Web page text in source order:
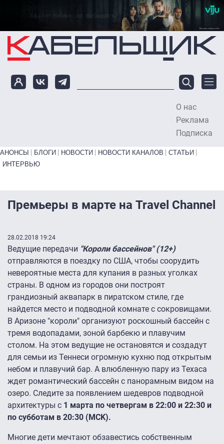
Перейти к основному содержанию
О нас
Реклама
Подписка
Primary links bottom
АНОНСЫ БЛОГИ НОВОСТИ НОВОСТИ КАНАЛОВ
СТАТЬИ
ИНТЕРВЬЮ
Премьеры в марте на Travel Channel
28.02.2018 19:24
Ведущие передачи "Короли бассейнов" (12+)
отправляются в поездку по США, чтобы соорудить
невероятные места для купания в разных уголках
страны. В одном из городов они построят
грандиозный аквапарк в пиратском стиле, где
найдется место и подводной комнате с сокровищами.
В Аризоне "короли" организуют роскошный бассейн с
тремя водопадами, зоной барбекю и плавучим
столом. На этом ведущие не остановятся и создадут
для семьи из Теннеси огромную кухню под открытым
небом и плавучий бар. А влюбленную пару из Техаса
ждет романтический бассейн с панорамным видом на
озеро. Следите за появлением шедевров подводной
архитектуры с 1 марта по четвергам в 22:00 и 22:30 и
по субботам в 20:30 (MCK).
Многие дети мечтают обзавестись собственным